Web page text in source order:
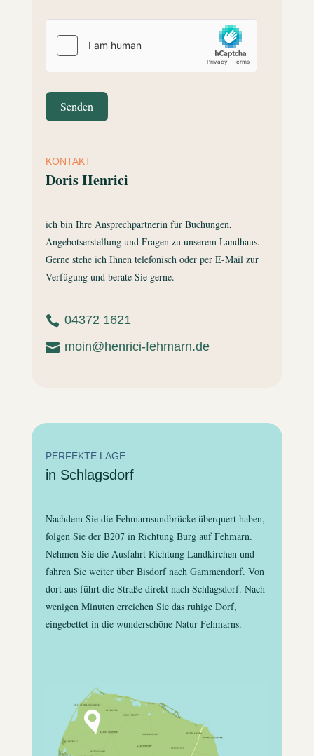
Senden
KONTAKT
Doris Henrici
ich bin Ihre Ansprechpartnerin für Buchungen,
Angebotserstellung und Fragen zu unserem Landhaus.
Gerne stehe ich Ihnen telefonisch oder per E-Mail zur
Verfügung und berate Sie gerne.
 04372 1621
 moin@henrici-fehmarn.de
PERFEKTE LAGE
in Schlagsdorf
Nachdem Sie die Fehmarnsundbrücke überquert haben,
folgen Sie der B207 in Richtung Burg auf Fehmarn.
Nehmen Sie die Ausfahrt Richtung Landkirchen und
fahren Sie weiter über Bisdorf nach Gammendorf. Von
dort aus führt die Straße direkt nach Schlagsdorf. Nach
wenigen Minuten erreichen Sie das ruhige Dorf,
eingebettet in die wunderschöne Natur Fehmarns.